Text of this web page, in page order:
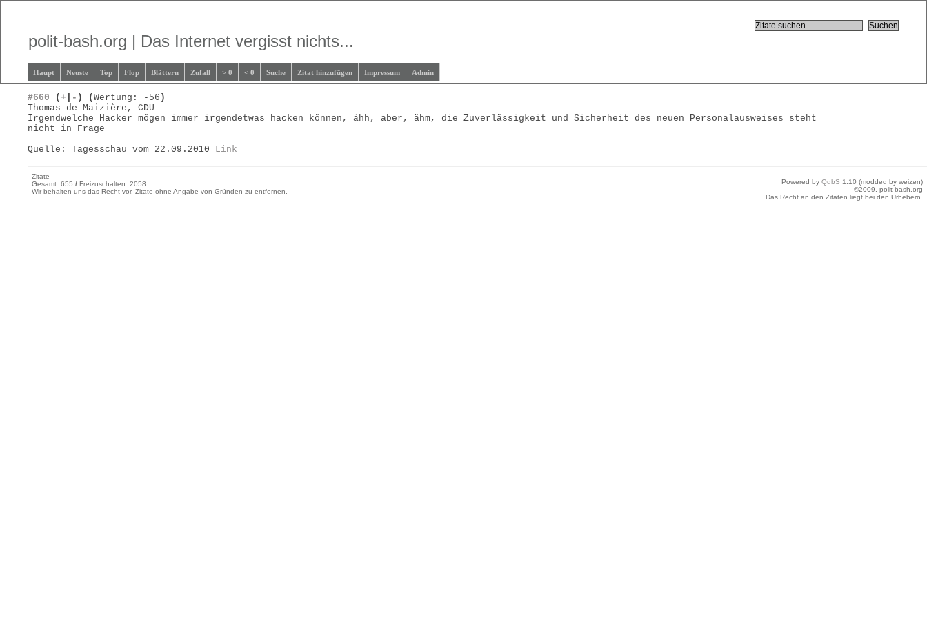
polit-bash.org | Das Internet vergisst nichts...
Haupt Neuste Top Flop Blättern Zufall > 0 < 0 Suche Zitat hinzufügen Impressum Admin
#660 (+ - ) (Wertung: -56 )
Thomas de Maizière, CDU
Irgendwelche Hacker mögen immer irgendetwas hacken können, ähh, aber, ähm, die Zuverlässigkeit und Sicherheit des neuen Personalausweises steht
nicht in Frage
Quelle: Tagesschau vom 22.09.2010 Link
Zitate
Gesamt: 655/ Freizuschalten: 2058
Wir behalten uns das Recht vor, Zitate ohne Angabe von Gründen zu entfernen.
Powered by QdbS 1.10 (modded by weizen)
©2009, polit-bash.org
Das Recht an den Zitaten liegt bei den Urhebern.